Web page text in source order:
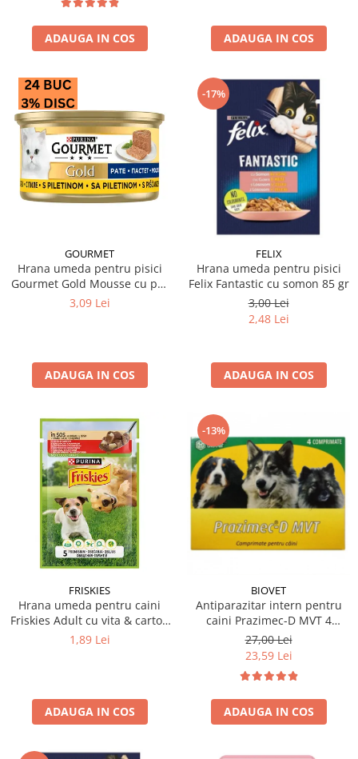
ADAUGA IN COS ADAUGA IN COS
GOURMET
Hrana umeda pentru pisici
Gourmet Gold Mousse cu pui
85 gr
3,09 Lei
ADAUGA IN COS
-17%
FELIX
Hrana umeda pentru pisici
Felix Fantastic cu somon 85 gr
3,00 Lei
2,48 Lei
ADAUGA IN COS
FRISKIES
Hrana umeda pentru caini
Friskies Adult cu vita & cartofi
85 gr
1,89 Lei
ADAUGA IN COS
-13%
BIOVET
Antiparazitar intern pentru
caini Prazimec-D MVT 4
comprimate
27,00 Lei
23,59 Lei
ADAUGA IN COS